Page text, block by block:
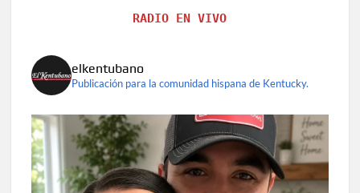
RADIO EN VIVO
elkentubano
Publicación para la comunidad hispana de Kentucky.